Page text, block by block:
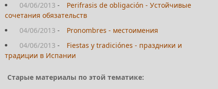
04/06/2013 -
Perifrasis de obligación - Устойчивые
сочетания обязательств
04/06/2013 -
Pronombres - местоимения
04/06/2013 -
Fiestas y tradiciónes - праздники и
традиции в Испании
Старые материалы по этой тематике: